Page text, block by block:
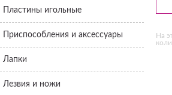
Пластины игольные
Приспособления и аксессуары
Лапки
Лезвия и ножи
На